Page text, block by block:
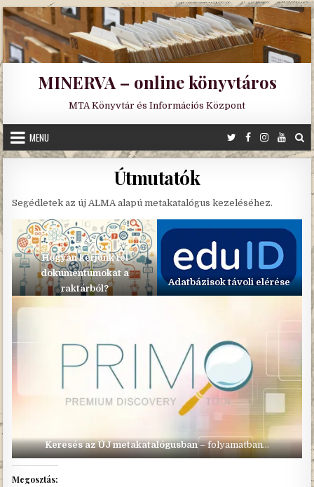
Skip
to
content
MINERVA – online könyvtáros
MTA Könyvtár és Információs Központ
MENU
Útmutatók
Segédletek az új ALMA alapú metakatalógus kezeléséhez.
Hogyan kérjünk fel
dokumentumokat a
raktárból?
Adatbázisok távoli elérése
Keresés az ÚJ metakatalógusban– folyamatban…
Megosztás: